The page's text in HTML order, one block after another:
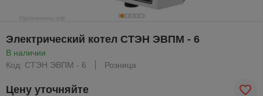
Электрический котел СТЭН ЭВПМ - 6
В наличии
Код: СТЭН ЭВПМ - 6
Розница
Цену уточняйте